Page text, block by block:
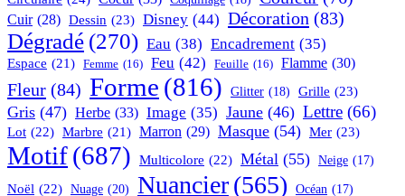
Cuir (28) Dessin (23) Disney (44) Décoration (83)
Dégradé (270) Eau (38) Encadrement (35)
Espace (21) Femme (16) Feu (42) Feuille (16) Flamme (30)
Fleur (84) Forme (816) Glitter (18) Grille (23)
Gris (47) Herbe (33) Image (35) Jaune (46) Lettre (66)
Lot (22) Marbre (21) Marron (29) Masque (54) Mer (23)
Motif(687) Multicolore (22) Métal (55) Neige (17)
Noël (22) Nuage (20) Nuancier(565) Océan (17)